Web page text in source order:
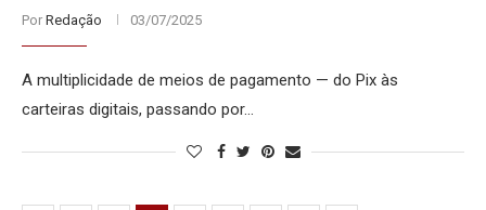
Por Redação 03/07/2025
A multiplicidade de meios de pagamento — do Pix às
carteiras digitais, passando por…